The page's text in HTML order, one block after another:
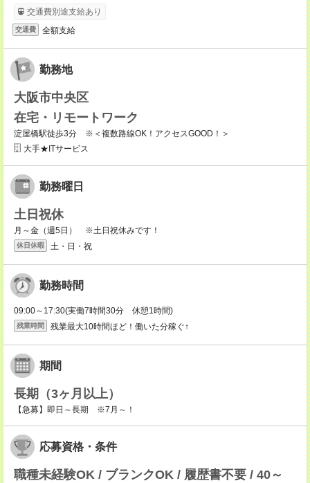
交通費別途支給あり
交通費 全額支給
勤務地
大阪市中央区
在宅・リモートワーク
淀屋橋駅徒歩3分 ※＜複数路線OK！アクセスGOOD！＞
大手★ITサービス
勤務曜日
土日祝休
月～金（週5日） ※土日祝休みです！
休日休暇 土・日・祝
勤務時間
09:00～17:30(実働7時間30分 休憩1時間)
残業時間 残業最大10時間ほど！働いた分稼ぐ↑
期間
長期（3ヶ月以上）
【急募】即日～長期 ※7月～！
応募資格・条件
職種未経験OK / ブランクOK / 履歴書不要 / 40～